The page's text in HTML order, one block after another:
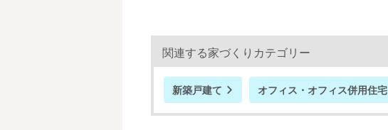
関連する家づくりカテゴリー
新築戸建て オフィス・オフィス併用住宅